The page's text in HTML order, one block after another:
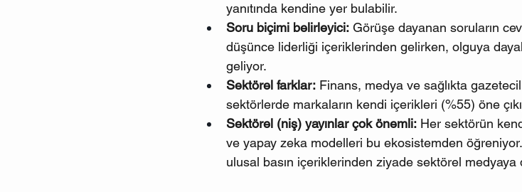
yanıtında kendine yer bulabilir.
Soru biçimi belirleyici: Görüşe dayanan soruların
düşünce liderliği içeriklerinden gelirken, olguya
geliyor.
Sektörel farklar: Finans, medya ve sağlıkta
sektörlerde markaların kendi içerikleri (%55) öne
Sektörel (niş) yayınlar çok önemli: Her sektörün
ve yapay zeka modelleri bu ekosistemden
ulusal basın içeriklerinden ziyade sektörel medyaya